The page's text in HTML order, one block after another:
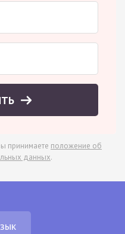
принимаете положение об
данных.